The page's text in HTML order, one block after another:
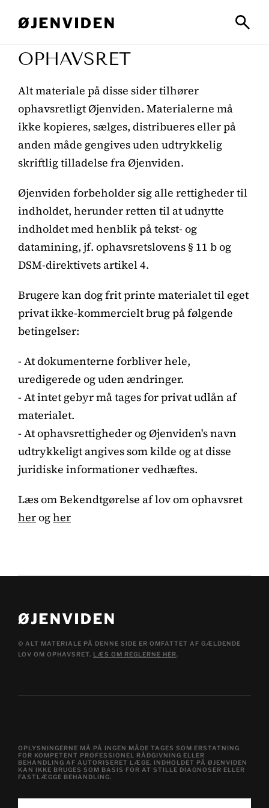
OPHAVSRET
Alt materiale på disse sider tilhører
ophavsretligt Øjenviden. Materialerne må
ikke kopieres, sælges, distribueres eller på
anden måde gengives uden udtrykkelig
skriftlig tilladelse fra Øjenviden.
Øjenviden forbeholder sig alle rettigheder til
indholdet, herunder retten til at udnytte
indholdet med henblik på tekst- og
datamining, jf. ophavsretslovens § 11 b og
DSM-direktivets artikel 4.
Brugere kan dog frit printe materialet til eget
privat ikke-kommercielt brug på følgende
betingelser:
- At dokumenterne forbliver hele,
uredigerede og uden ændringer.
- At intet gebyr må tages for privat udlån af
materialet.
- At ophavsrettigheder og Øjenviden's navn
udtrykkeligt angives som kilde og at disse
juridiske informationer vedhæftes.
Læs om Bekendtgørelse af lov om ophavsret
herogher
© ALT MATERIALE PÅ DENNE SIDE ER OMFATTET AF GÆLDENDE
LOV OM OPHAVSRET. LÆS OM REGLERNE HER.
OPLYSNINGERNE MÅ PÅ INGEN MÅDE TAGES SOM ERSTATNING
FOR KOMPETENT PROFESSIONEL RÅDGIVNING ELLER
BEHANDLING AF AUTORISERET LÆGE. INDHOLDET PÅ ØJENVIDEN
KAN IKKE BRUGES SOM BASIS FOR AT STILLE DIAGNOSER ELLER
FASTLÆGGE BEHANDLING.